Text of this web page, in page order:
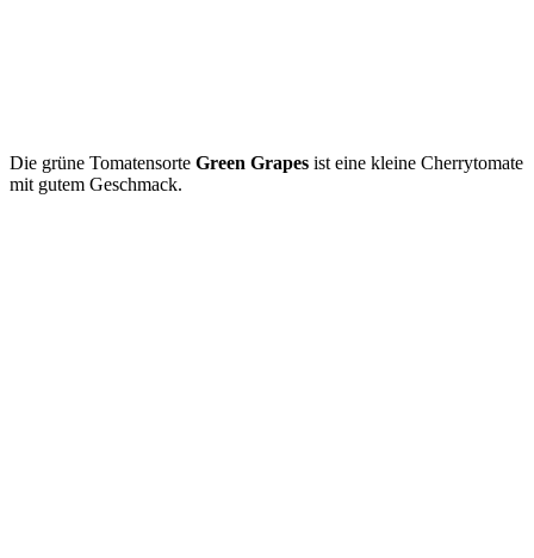
Die grüne Tomatensorte Green Grapes ist eine kleine Cherrytomate
mit gutem Geschmack.